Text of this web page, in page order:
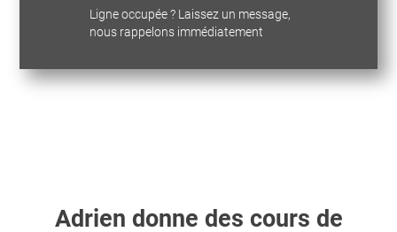
Ligne occupée ? Laissez un message,
nous rappelons immédiatement
Adrien donne des cours de